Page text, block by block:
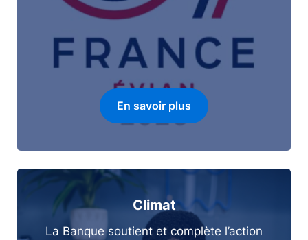
En savoir plus
Climat
La Banque soutient et complète l’action